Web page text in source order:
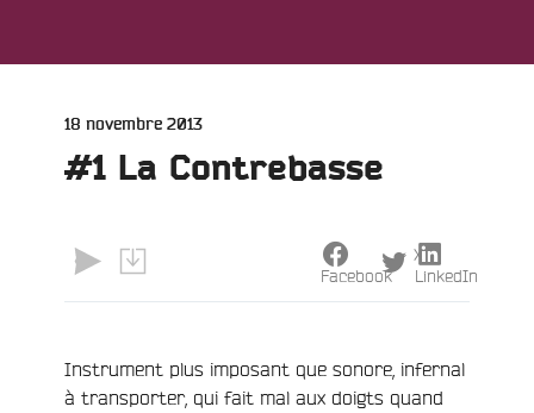
Publié
18 novembre 2013
#1 La Contrebasse
Instrument plus imposant que sonore, infernal
à transporter, qui fait mal aux doigts quand
Facebook
X
LinkedIn